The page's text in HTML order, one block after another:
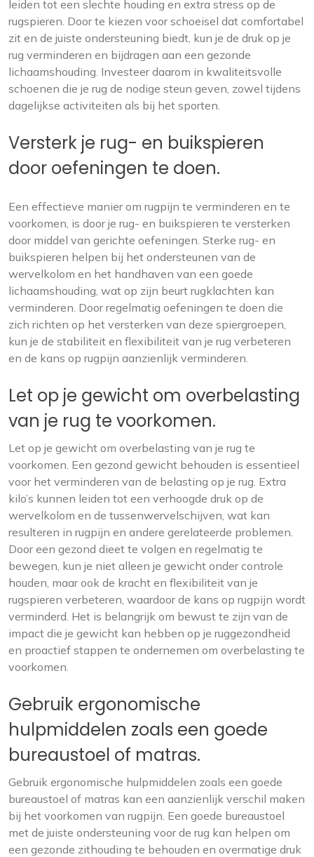
leiden tot een slechte houding en extra stress op de
rugspieren. Door te kiezen voor schoeisel dat comfortabel
zit en de juiste ondersteuning biedt, kun je de druk op je
rug verminderen en bijdragen aan een gezonde
lichaamshouding. Investeer daarom in kwaliteitsvolle
schoenen die je rug de nodige steun geven, zowel tijdens
dagelijkse activiteiten als bij het sporten.
Versterk je rug- en buikspieren
door oefeningen te doen.
Een effectieve manier om rugpijn te verminderen en te
voorkomen, is door je rug- en buikspieren te versterken
door middel van gerichte oefeningen. Sterke rug- en
buikspieren helpen bij het ondersteunen van de
wervelkolom en het handhaven van een goede
lichaamshouding, wat op zijn beurt rugklachten kan
verminderen. Door regelmatig oefeningen te doen die
zich richten op het versterken van deze spiergroepen,
kun je de stabiliteit en flexibiliteit van je rug verbeteren
en de kans op rugpijn aanzienlijk verminderen.
Let op je gewicht om overbelasting
van je rug te voorkomen.
Let op je gewicht om overbelasting van je rug te
voorkomen. Een gezond gewicht behouden is essentieel
voor het verminderen van de belasting op je rug. Extra
kilo’s kunnen leiden tot een verhoogde druk op de
wervelkolom en de tussenwervelschijven, wat kan
resulteren in rugpijn en andere gerelateerde problemen.
Door een gezond dieet te volgen en regelmatig te
bewegen, kun je niet alleen je gewicht onder controle
houden, maar ook de kracht en flexibiliteit van je
rugspieren verbeteren, waardoor de kans op rugpijn wordt
verminderd. Het is belangrijk om bewust te zijn van de
impact die je gewicht kan hebben op je ruggezondheid
en proactief stappen te ondernemen om overbelasting te
voorkomen.
Gebruik ergonomische
hulpmiddelen zoals een goede
bureaustoel of matras.
Gebruik ergonomische hulpmiddelen zoals een goede
bureaustoel of matras kan een aanzienlijk verschil maken
bij het voorkomen van rugpijn. Een goede bureaustoel
met de juiste ondersteuning voor de rug kan helpen om
een gezonde zithouding te behouden en overmatige druk